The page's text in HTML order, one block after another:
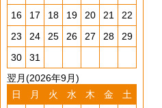
16
17 18 19 20 21
22
23
24 25 26 27 28
29
30
31
翌月(2026年9月)
日
月 火 水 木 金
土